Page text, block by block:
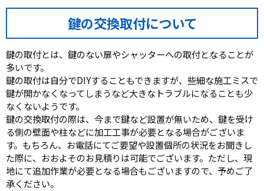
鍵の交換取付について
鍵の取付とは、鍵のない扉やシャッターへの取付となることが
多いです。
鍵の取付は自分でDIYすることもできますが、些細な施工ミスで
鍵が開かなくなってしまうなど大きなトラブルになることも少
なくないようです。
鍵の交換取付の際は、今まで鍵など設置が無いため、鍵を受け
る側の壁面や柱などに加工工事が必要となる場合がございま
す。もちろん、お電話にてご要望や設置個所の状況をお聞きし
た際に、おおよそのお見積りは可能でございます。ただし、現
地にて追加作業が必要となる場合もございますので、予めご了
承ください。